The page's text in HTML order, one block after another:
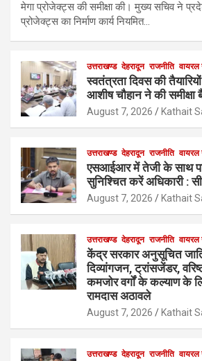
मेगा प्रोजेक्ट्स की समीक्षा की। मुख्य सचिव ने
प्रोजेक्ट्स का निर्माण कार्य नियमित…
उत्तराखण्ड देहरादून राजनीति वायरल
स्वतंत्रता दिवस की
आशीष चौहान ने की समीक्षा
August 7, 2026 Kathait
उत्तराखण्ड देहरादून राजनीति वायरल
एसआईआर में तेजी के साथ
सुनिश्चित करें अधिकारी :
August 7, 2026 Kathait
उत्तराखण्ड देहरादून राजनीति वायरल
केंद्र सरकार अनुसूचित
दिव्यांगजन, ट्रांसजेंडर,
कमजोर वर्गों के कल्याण के
रामदास अठावले
August 7, 2026 Kathait
उत्तराखण्ड देहरादून राजनीति वायरल